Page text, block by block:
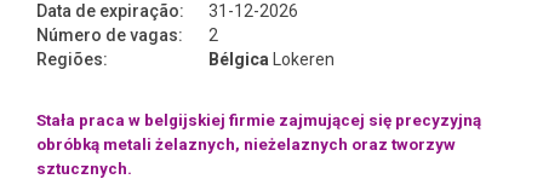
Data de expiração:
31-12-2026
Número de vagas:
2
Regiões:
Bélgica Lokeren
Stała praca w belgijskiej firmie zajmującej się precyzyjną
obróbką metali żelaznych, nieżelaznych oraz tworzyw
sztucznych.